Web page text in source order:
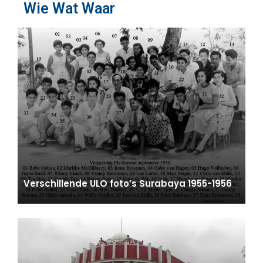
Wie Wat Waar
Verschillende ULO foto’s Surabaya 1955-1956